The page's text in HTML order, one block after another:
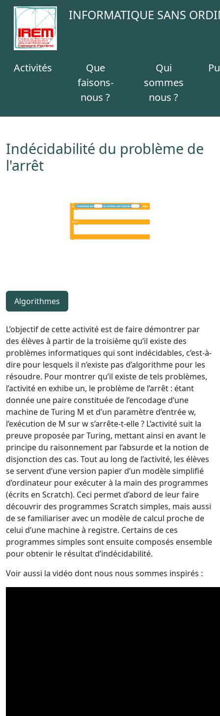
INFORMATIQUE SANS
Activités
Que
faisons-
nous ?
Qui
sommes
nous ?
Indécidabilité du problème de
l'arrêt
Algorithmes
L’objectif de cette activité est de faire démontrer par
des élèves à partir de la troisième qu’il existe des
problèmes informatiques qui sont indécidables, c’est-à-
dire pour lesquels il n’existe pas d’algorithme pour les
résoudre. Pour montrer qu’il existe de tels problèmes,
l’activité en exhibe un, le problème de l’arrêt : étant
donnée une paire constituée de l’encodage d’une
machine de Turing M et d’un paramètre d’entrée w,
l’exécution de M sur w s’arrête-t-elle ? L’activité suit la
preuve proposée par Turing, mettant ainsi en avant le
principe du raisonnement par l’absurde et la notion de
disjonction des cas. Tout au long de l’activité, les élèves
se servent d’une version papier d’un modèle simplifié
d’ordinateur pour exécuter à la main des programmes
(écrits en Scratch). Ceci permet d’abord de leur faire
découvrir des programmes Scratch simples, mais aussi
de se familiariser avec un modèle de calcul proche de
celui d’une machine à registre. Certains de ces
programmes simples sont ensuite composés ensemble
pour obtenir le résultat d’indécidabilité.
Voir aussi la vidéo dont nous nous sommes inspirés :